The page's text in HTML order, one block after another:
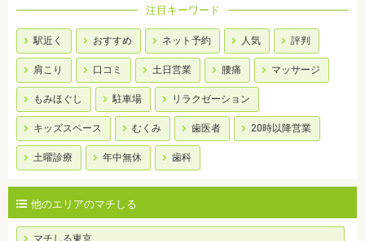
注目キーワード
駅近く おすすめ ネット予約 人気 評判
肩こり 口コミ 土日営業 腰痛 マッサージ
もみほぐし 駐車場 リラクゼーション
キッズスペース むくみ 歯医者 20時以降営業
土曜診療 年中無休 歯科
他のエリアのマチしる
マチしる東京